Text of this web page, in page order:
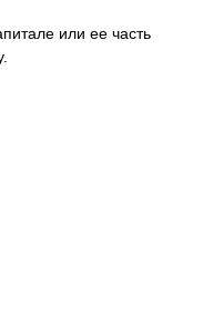
или ее часть